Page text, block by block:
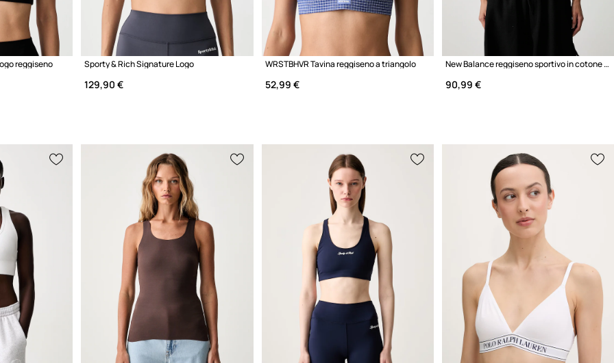
reggiseno Sporty & Rich Signature Logo
129,90 €
WRSTBHVR Tavina reggiseno a triangolo
52,99 €
New Balance reggiseno sportivo in cotone con elastan
90,99 €